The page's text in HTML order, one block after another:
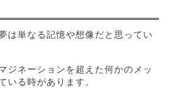
は単なる記憶や想像だと思ってい
ジネーションを超えた何かのメッ
いる時があります。